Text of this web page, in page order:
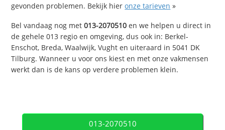
gevonden problemen. Bekijk hieronze tarieven »
Bel vandaag nog met013-2070510 en we helpen u direct in
de gehele 013 regio en omgeving, dus ook in: Berkel-
Enschot, Breda, Waalwijk, Vught en uiteraard in 5041 DK
Tilburg. Wanneer u voor ons kiest en met onze vakmensen
werkt dan is de kans op verdere problemen klein.
013-2070510